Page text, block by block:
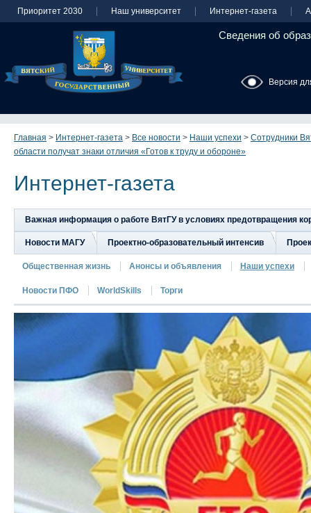
Приоритет 2030 Наш университет Интернет-газета
Сведения об
Версия
Главная > Интернет-газета > Все новости > Наши успехи > Сотрудники
области получат знаки отличия «Готов к труду и обороне»
Интернет-газета
Важная информация о работе ВятГУ в условиях предотвращения
Новости МАГУ Проектно-образовательный интенсив
Общественная жизнь Анонсы и объявления Наши успехи
Новости ПФО WorldSkills Торги